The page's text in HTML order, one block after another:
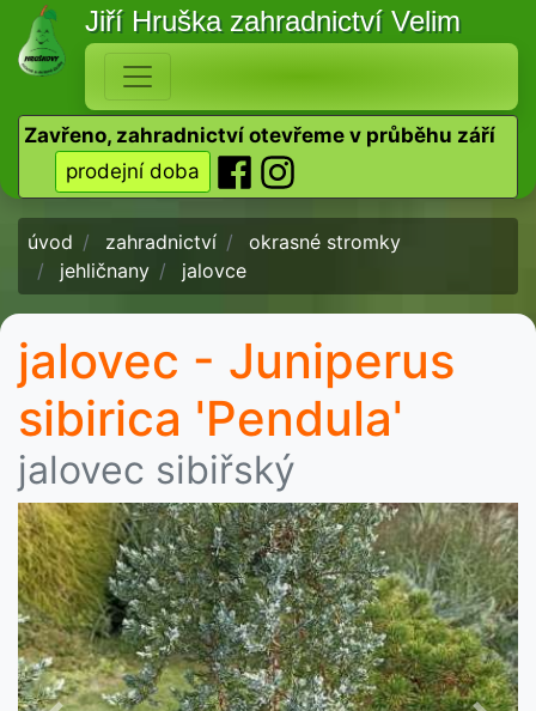
Jiří Hruška zahradnictví Velim
Zavřeno, zahradnictví otevřeme v průběhu září
prodejní doba
úvod zahradnictví
okrasné stromky
jehličnany
jalovce
jalovec - Juniperus
sibirica 'Pendula'
jalovec sibiřský